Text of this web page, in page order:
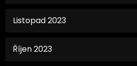
Listopad 2023
Říjen 2023